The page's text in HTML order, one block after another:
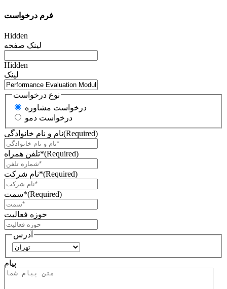
فرم درخواست
Hidden
لینک صفحه
Hidden
لینک
نوع درخواست
درخواست مشاوره
درخواست دمو
نام و نام خانوادگی(Required)
تلفن همراه*(Required)
نام شرکت*(Required)
سمت*(Required)
حوزه فعالیت
آدرس
پیام